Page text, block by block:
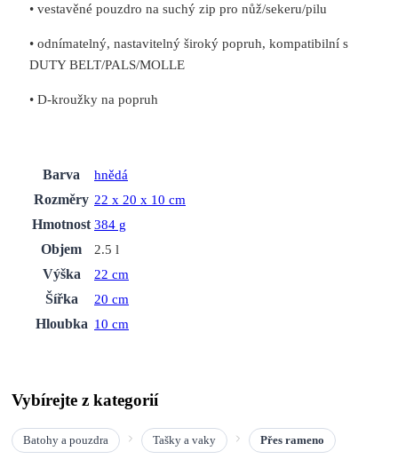
• vestavěné pouzdro na suchý zip pro nůž/sekeru/pilu
• odnímatelný, nastavitelný široký popruh, kompatibilní s
DUTY BELT/PALS/MOLLE
• D-kroužky na popruh
Barva
hnědá
Rozměry 22 x 20 x 10 cm
Hmotnost 384 g
Objem
2.5 l
Výška
22 cm
Šířka
20 cm
Hloubka 10 cm
Vybírejte z kategorií
Batohy a pouzdra Tašky a vaky Přes rameno